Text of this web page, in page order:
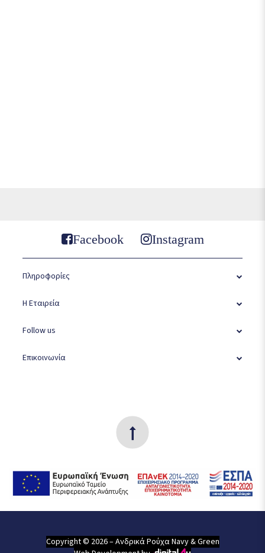
Facebook Instagram
Πληροφορίες
Η Εταιρεία
Follow us
Επικοινωνία
Copyright © 2026 – Ανδρικά Ρούχα Navy & Green